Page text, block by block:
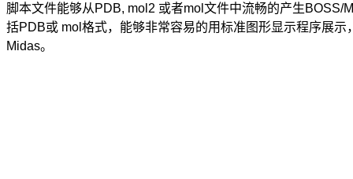
脚本文件能够从PDB, mol2 或者mol文件中流畅的产生BOSS/
括PDB或 mol格式，能够非常容易的用标准图形显示程序展
Midas。